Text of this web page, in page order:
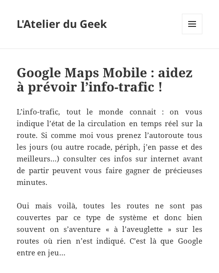
L'Atelier du Geek
Google Maps Mobile : aidez
à prévoir l’info-trafic !
L’info-trafic, tout le monde connait : on vous
indique l’état de la circulation en temps réel sur la
route. Si comme moi vous prenez l’autoroute tous
les jours (ou autre rocade, périph, j’en passe et des
meilleurs…) consulter ces infos sur internet avant
de partir peuvent vous faire gagner de précieuses
minutes.
Oui mais voilà, toutes les routes ne sont pas
couvertes par ce type de système et donc bien
souvent on s’aventure « à l’aveuglette » sur les
routes où rien n’est indiqué. C’est là que Google
entre en jeu…